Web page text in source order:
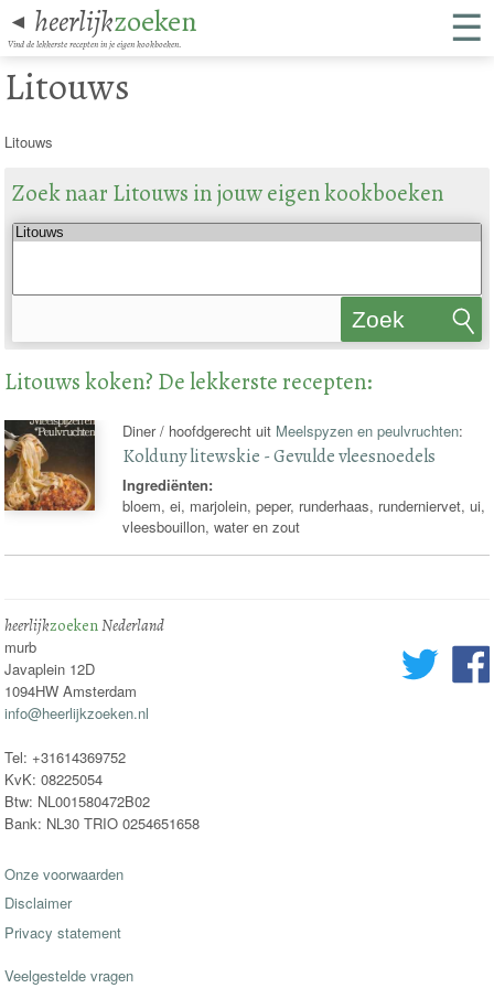
◄ heerlijkzoeken
Vind de lekkerste recepten in je eigen kookboeken. ☰
Litouws
Litouws
Zoek naar Litouws in jouw eigen kookboeken
Zoek
Litouws koken? De lekkerste recepten:
Diner / hoofdgerecht uit Meelspyzen en peulvruchten:
Kolduny litewskie - Gevulde vleesnoedels
Ingrediënten:
bloem, ei, marjolein, peper, runderhaas, runderniervet, ui,
vleesbouillon, water en zout
heerlijkzoekenNederland
murb
Javaplein 12D
1094HW Amsterdam
info@heerlijkzoeken.nl
Tel: +31614369752
KvK: 08225054
Btw: NL001580472B02
Bank: NL30 TRIO 0254651658
Onze voorwaarden
Disclaimer
Privacy statement
Veelgestelde vragen